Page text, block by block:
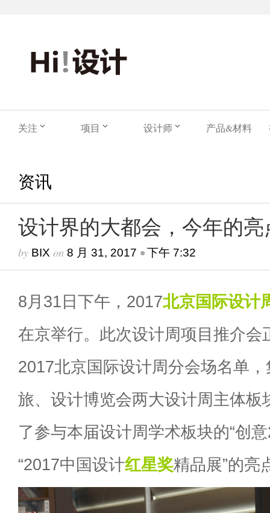
关注 项目 设计师 产品&材料
资讯
设计界的大都会，今年的
by BIX on 8 月 31, 2017 •下午 7:32
8月31日下午，2017北京国际设计
在京举行。此次设计周项目推介会
2017北京国际设计周分会场名单
旅、设计博览会两大设计周主体板
了参与本届设计周学术板块的“创
“2017中国设计红星奖精品展”的亮